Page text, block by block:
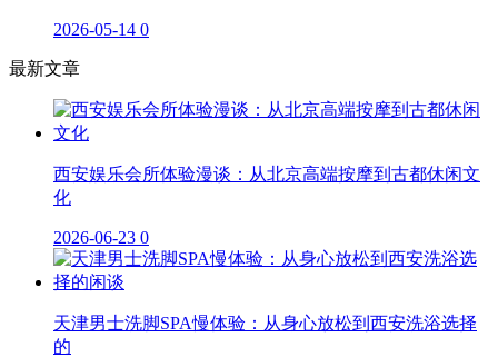
2026-05-14 0
最新文章
西安娱乐会所体验漫谈：从北京高端按摩到古都休闲文
化
2026-06-23 0
天津男士洗脚SPA慢体验：从身心放松到西安洗浴选择
的